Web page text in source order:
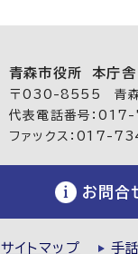
青森市役所 本庁舎
〒030-8555 青森
代表電話番号：
ファックス：017-
お問合
サイトマップ 手